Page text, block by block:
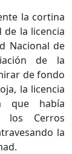
la cortina
la licencia
Nacional de
de la
de fondo
la licencia
que había
los Cerros
la